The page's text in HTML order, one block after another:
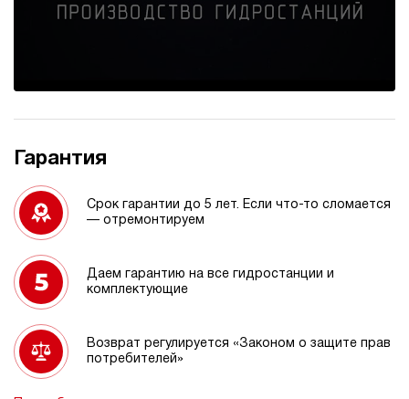
Гарантия
Срок гарантии до 5 лет. Если что-то сломается
— отремонтируем
Даем гарантию на все гидростанции и
комплектующие
Возврат регулируется «Законом о защите прав
потребителей»